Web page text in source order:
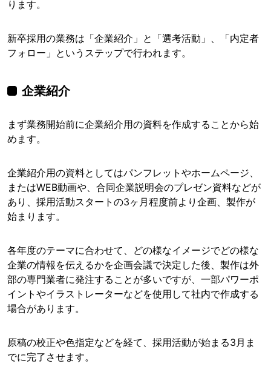
ります。
新卒採用の業務は「企業紹介」と「選考活動」、「内定者
フォロー」というステップで行われます。
企業紹介
まず業務開始前に企業紹介用の資料を作成することから始
めます。
企業紹介用の資料としてはパンフレットやホームページ、
またはWEB動画や、合同企業説明会のプレゼン資料などが
あり、採用活動スタートの3ヶ月程度前より企画、製作が
始まります。
各年度のテーマに合わせて、どの様なイメージでどの様な
企業の情報を伝えるかを企画会議で決定した後、製作は外
部の専門業者に発注することが多いですが、一部パワーポ
イントやイラストレーターなどを使用して社内で作成する
場合があります。
原稿の校正や色指定などを経て、採用活動が始まる3月ま
でに完了させます。